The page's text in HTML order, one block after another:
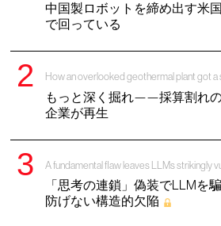
中国製ロボットを締め出す米
で回っている
How an overlooked geothermal plant got a
もっと深く掘れ——採算割れ
企業が再生
A fundamental flaw leaves LLMs strikingly
「思考の連鎖」偽装でLLMを
防げない構造的欠陥